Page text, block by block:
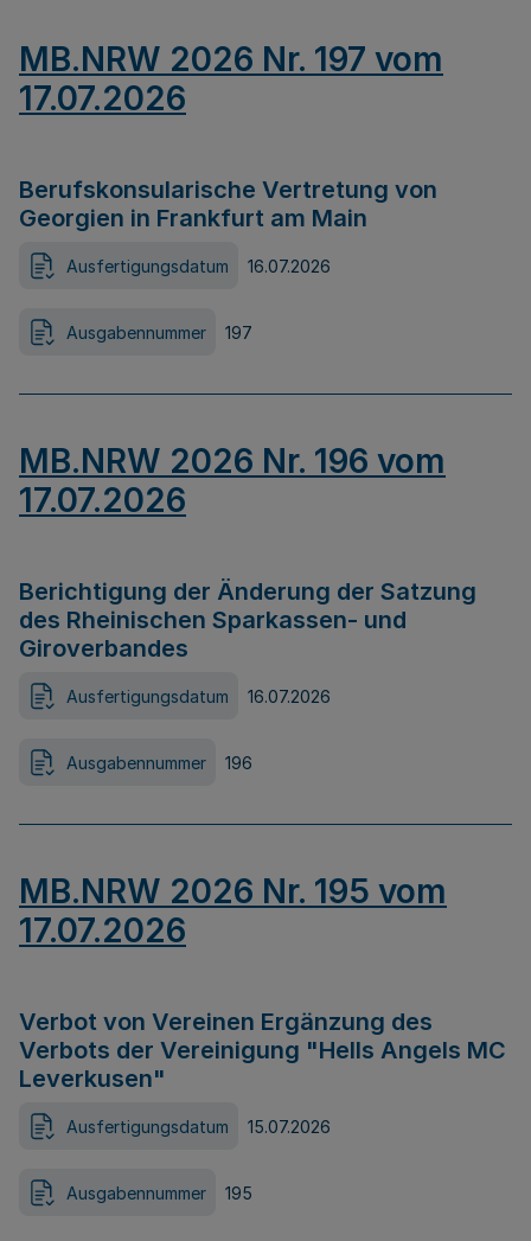
MB.NRW 2026 Nr. 197 vom
17.07.2026
Berufskonsularische Vertretung von
Georgien in Frankfurt am Main
Ausfertigungsdatum 16.07.2026
Ausgabennummer 197
MB.NRW 2026 Nr. 196 vom
17.07.2026
Berichtigung der Änderung der Satzung
des Rheinischen Sparkassen- und
Giroverbandes
Ausfertigungsdatum 16.07.2026
Ausgabennummer 196
MB.NRW 2026 Nr. 195 vom
17.07.2026
Verbot von Vereinen Ergänzung des
Verbots der Vereinigung "Hells Angels MC
Leverkusen"
Ausfertigungsdatum 15.07.2026
Ausgabennummer 195